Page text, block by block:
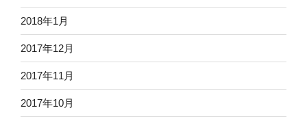
2018年1月
2017年12月
2017年11月
2017年10月